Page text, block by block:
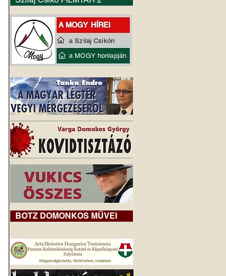
BOTZ DOMONKOS MŰVEI
a Szilaj Csikón
a MOGY honlapján